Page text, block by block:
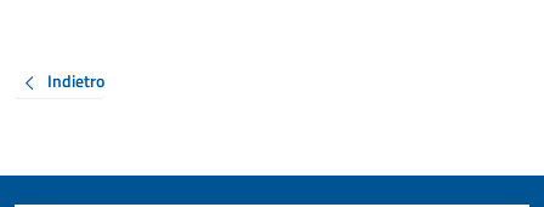
Indietro